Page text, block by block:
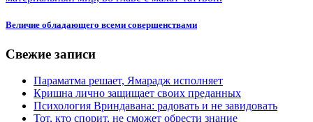
Величие обладающего всеми совершенствами
Свежие записи
Параматма решает, Ямарадж исполняет
Кришна лично защищает своих преданных
Психология Вриндавана: радовать и не завидовать
Тот, кто спорит, не сможет обрести знание